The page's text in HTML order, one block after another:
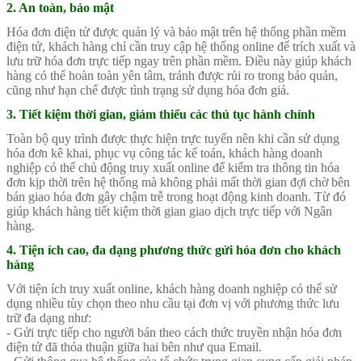
2. An toàn, bảo mật
Hóa đơn điện tử được quản lý và bảo mật trên hệ thống phần mềm
điện tử, khách hàng chỉ cần truy cập hệ thống online để trích xuất và
lưu trữ hóa đơn trực tiếp ngay trên phần mềm. Điều này giúp khách
hàng có thể hoàn toàn yên tâm, tránh được rủi ro trong bảo quản,
cũng như hạn chế được tình trạng sử dụng hóa đơn giả.
3. Tiết kiệm thời gian, giảm thiểu các thủ tục hành chính
Toàn bộ quy trình được thực hiện trực tuyến nên khi cần sử dụng
hóa đơn kê khai, phục vụ công tác kế toán, khách hàng doanh
nghiệp có thể chủ động truy xuất online để kiểm tra thông tin hóa
đơn kịp thời trên hệ thống mà không phải mất thời gian đợi chờ bên
bán giao hóa đơn gây chậm trễ trong hoạt động kinh doanh. Từ đó
giúp khách hàng tiết kiệm thời gian giao dịch trực tiếp với Ngân
hàng.
4. Tiện ích cao, đa dạng phương thức gửi hóa đơn cho khách
hàng
Với tiện ích truy xuất online, khách hàng doanh nghiệp có thể sử
dụng nhiều tùy chọn theo nhu cầu tại đơn vị với phương thức lưu
trữ đa dạng như:
- Gửi trực tiếp cho người bán theo cách thức truyền nhận hóa đơn
điện tử đã thỏa thuận giữa hai bên như qua Email.